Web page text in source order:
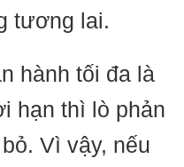
tương lai.
hành tối đa là
hạn thì lò phản
Vì vậy, nếu